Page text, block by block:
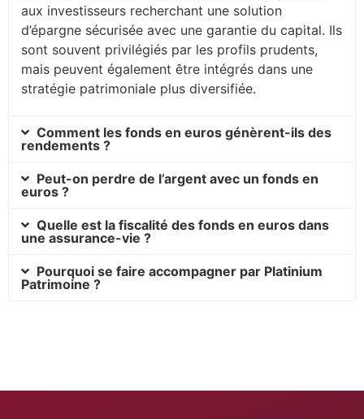
aux investisseurs recherchant une solution
d’épargne sécurisée avec une garantie du capital. Ils
sont souvent privilégiés par les profils prudents,
mais peuvent également être intégrés dans une
stratégie patrimoniale plus diversifiée.
Comment les fonds en euros génèrent-ils des
rendements ?
Peut-on perdre de l’argent avec un fonds en
euros ?
Quelle est la fiscalité des fonds en euros dans
une assurance-vie ?
Pourquoi se faire accompagner par Platinium
Patrimoine ?